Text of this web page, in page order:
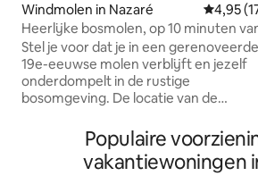
Windmolen in Nazaré
4,95
Heerlijke bosmolen, op 10 minuten
het strand
Stel je voor dat je in een gerenoveerde
19e-eeuwse molen verblijft en jezelf
onderdompelt in de rustige
bosomgeving. De locatie van de
heuvel, waardoor je kunt genieten van
de aangrenzende paden en baden in
natuur en ook enkele van de beste
Populaire
vakantiewoningen